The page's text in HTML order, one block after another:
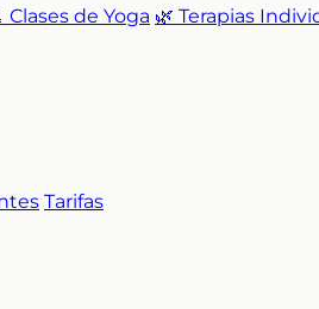
Clases de Yoga 🌿 Terapias
Tarifas